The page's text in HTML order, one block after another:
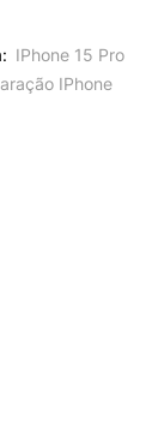
IPhone 15 Pro
IPhone